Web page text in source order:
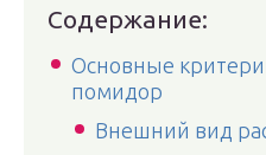
Содержание:
Основные
помидор
Внешний вид